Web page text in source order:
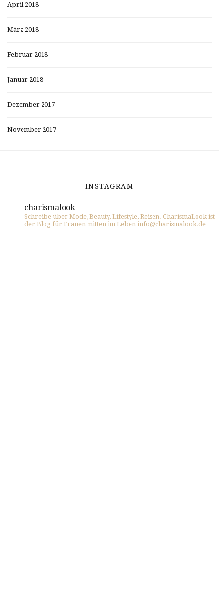
April 2018
März 2018
Februar 2018
Januar 2018
Dezember 2017
November 2017
INSTAGRAM
charismalook
Schreibe über Mode, Beauty, Lifestyle, Reisen. CharismaLook ist
der Blog für Frauen mitten im Leben info@charismalook.de